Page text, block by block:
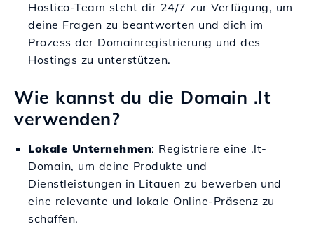
Hostico-Team steht dir 24/7 zur Verfügung, um
deine Fragen zu beantworten und dich im
Prozess der Domainregistrierung und des
Hostings zu unterstützen.
Wie kannst du die Domain .lt
verwenden?
Lokale Unternehmen: Registriere eine .lt-
Domain, um deine Produkte und
Dienstleistungen in Litauen zu bewerben und
eine relevante und lokale Online-Präsenz zu
schaffen.